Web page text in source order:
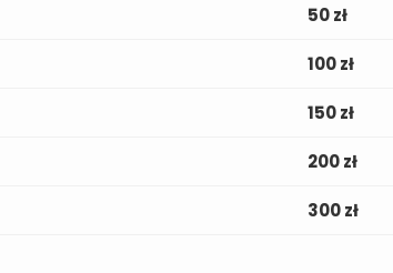
50 zł
100 zł
150 zł
200 zł
300 zł